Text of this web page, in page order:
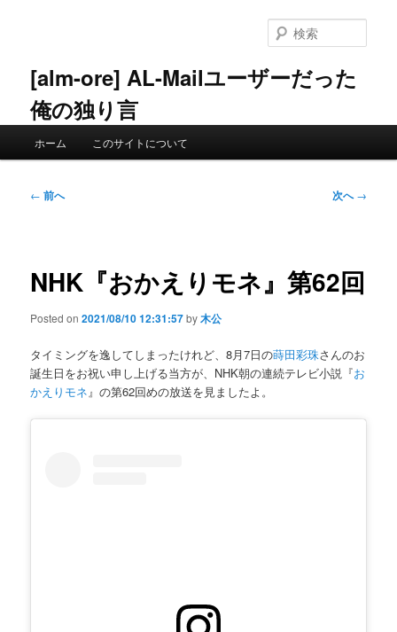
ン
へ
[alm-ore] AL-Mailユーザーだった
俺の独り言
索
ホーム このサイトについて
投
ー
ョ
← 前へ 次へ→
NHK『おかえりモネ』第62回
Posted on2021/08/10 12:31:57by木公
タイミングを逸してしまったけれど、8月7日の蒔田彩珠さんのお
誕生日をお祝い申し上げる当方が、NHK朝の連続テレビ小説『お
かえりモネ』の第62回めの放送を見ましたよ。